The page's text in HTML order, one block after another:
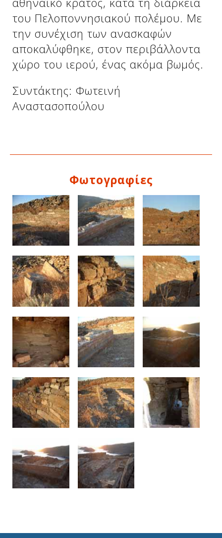
του Πελοποννησιακού πολέμου. Με
την συνέχιση των ανασκαφών
αποκαλύφθηκε, στον περιβάλλοντα
χώρο του ιερού, ένας ακόμα βωμός.
Συντάκτης: Φωτεινή
Αναστασοπούλου
Φωτογραφίες